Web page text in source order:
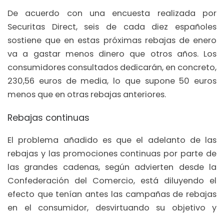
De acuerdo con una encuesta realizada por
Securitas Direct, seis de cada diez españoles
sostiene que en estas próximas rebajas de enero
va a gastar menos dinero que otros años. Los
consumidores consultados dedicarán, en concreto,
230,56 euros de media, lo que supone 50 euros
menos que en otras rebajas anteriores.
Rebajas continuas
El problema añadido es que el adelanto de las
rebajas y las promociones continuas por parte de
las grandes cadenas, según advierten desde la
Confederación del Comercio, está diluyendo el
efecto que tenían antes las campañas de rebajas
en el consumidor, desvirtuando su objetivo y